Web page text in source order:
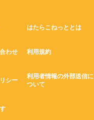
はたらこねっととは
わせ 利用規約
シー
利用者情報の外部送信に
ついて